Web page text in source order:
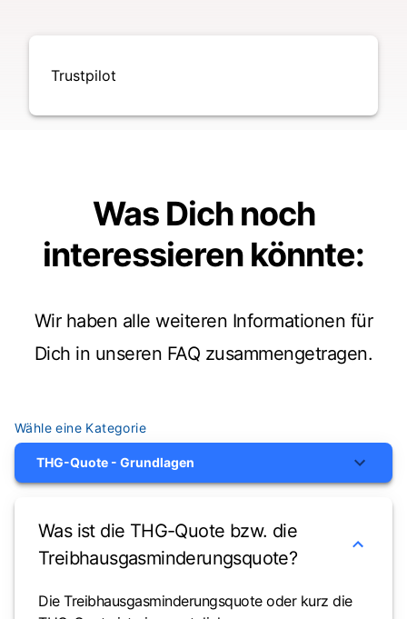
Trustpilot
Was Dich noch
interessieren könnte:
Wir haben alle weiteren Informationen für
Dich in unseren FAQ zusammengetragen.
Wähle eine Kategorie
THG-Quote - Grundlagen
Was ist die THG-Quote bzw. die
Treibhausgasminderungsquote?
Die Treibhausgasminderungsquote oder kurz die